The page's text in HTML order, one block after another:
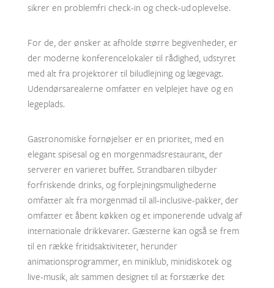
sikrer en problemfri check-in og check-ud oplevelse.
For de, der ønsker at afholde større begivenheder, er
der moderne konferencelokaler til rådighed, udstyret
med alt fra projektorer til biludlejning og lægevagt.
Udendørsarealerne omfatter en velplejet have og en
legeplads.
Gastronomiske fornøjelser er en prioritet, med en
elegant spisesal og en morgenmadsrestaurant, der
serverer en varieret buffet. Strandbaren tilbyder
forfriskende drinks, og forplejningsmulighederne
omfatter alt fra morgenmad til all-inclusive-pakker, der
omfatter et åbent køkken og et imponerende udvalg af
internationale drikkevarer. Gæsterne kan også se frem
til en række fritidsaktiviteter, herunder
animationsprogrammer, en miniklub, minidiskotek og
live-musik, alt sammen designet til at forstærke det